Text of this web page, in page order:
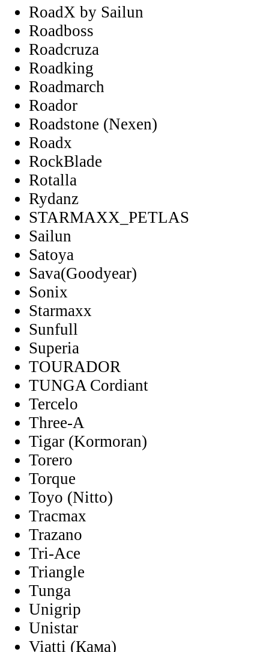
RoadX by Sailun
Roadboss
Roadcruza
Roadking
Roadmarch
Roador
Roadstone (Nexen)
Roadx
RockBlade
Rotalla
Rydanz
STARMAXX_PETLAS
Sailun
Satoya
Sava(Goodyear)
Sonix
Starmaxx
Sunfull
Superia
TOURADOR
TUNGA Cordiant
Tercelo
Three-A
Tigar (Kormoran)
Torero
Torque
Toyo (Nitto)
Tracmax
Trazano
Tri-Ace
Triangle
Tunga
Unigrip
Unistar
Viatti (Кама)